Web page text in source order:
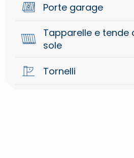
Accessori
Automazioni
Porte garage
Tapparelle e tende
sole
Tornelli